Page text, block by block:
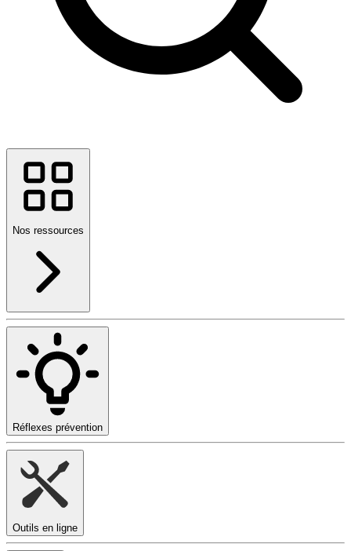
Nos ressources
Réflexes prévention
Outils en ligne